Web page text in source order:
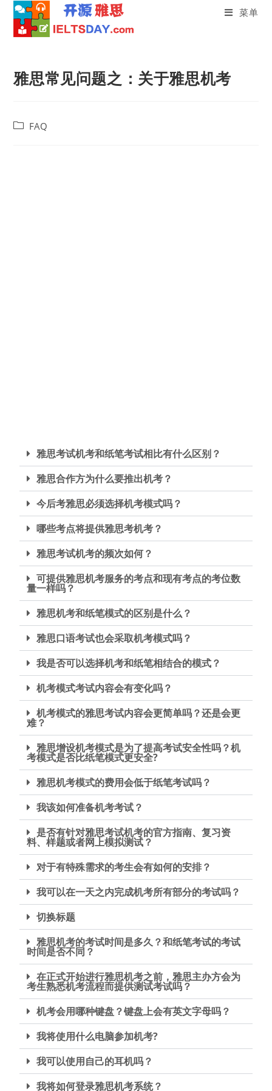
菜单
雅思常见问题之：关于雅思机考
FAQ
雅思考试机考和纸笔考试相比有什么区别？
雅思合作方为什么要推出机考？
今后考雅思必须选择机考模式吗？
哪些考点将提供雅思考机考？
雅思考试机考的频次如何？
可提供雅思机考服务的考点和现有考点的考位数
量一样吗？
雅思机考和纸笔模式的区别是什么？
雅思口语考试也会采取机考模式吗？
我是否可以选择机考和纸笔相结合的模式？
机考模式考试内容会有变化吗？
机考模式的雅思考试内容会更简单吗？还是会更
难？
雅思增设机考模式是为了提高考试安全性吗？机
考模式是否比纸笔模式更安全?
雅思机考模式的费用会低于纸笔考试吗？
我该如何准备机考考试？
是否有针对雅思考试机考的官方指南、复习资
料、样题或者网上模拟测试？
对于有特殊需求的考生会有如何的安排？
我可以在一天之内完成机考所有部分的考试吗？
切换标题
雅思机考的考试时间是多久？和纸笔考试的考试
时间是否不同？
在正式开始进行雅思机考之前，雅思主办方会为
考生熟悉机考流程而提供测试考试吗？
机考会用哪种键盘？键盘上会有英文字母吗？
我将使用什么电脑参加机考?
我可以使用自己的耳机吗？
我将如何登录雅思机考系统？